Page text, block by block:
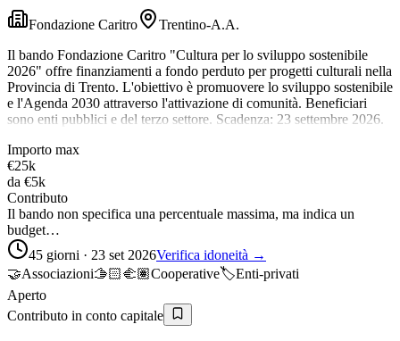
Fondazione Caritro
Trentino-A.A.
Il bando Fondazione Caritro "Cultura per lo sviluppo sostenibile
2026" offre finanziamenti a fondo perduto per progetti culturali nella
Provincia di Trento. L'obiettivo è promuovere lo sviluppo sostenibile
e l'Agenda 2030 attraverso l'attivazione di comunità. Beneficiari
sono enti pubblici e del terzo settore. Scadenza: 23 settembre 2026.
Importo max
€25k
da €5k
Contributo
Il bando non specifica una percentuale massima, ma indica un
budget…
45 giorni · 23 set 2026Verifica idoneità →
🤝Associazioni🫱🏻‍🫲🏽Cooperative🏷️Enti-privati
Aperto
Contributo in conto capitale